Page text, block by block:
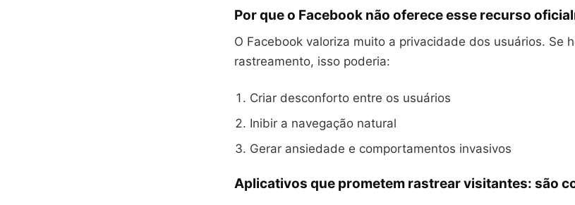
Por que o Facebook não oferece esse recurso
O Facebook valoriza muito a privacidade dos usuários. Se
rastreamento, isso poderia:
Criar desconforto entre os usuários
Inibir a navegação natural
Gerar ansiedade e comportamentos invasivos
Aplicativos que prometem rastrear visitantes: são